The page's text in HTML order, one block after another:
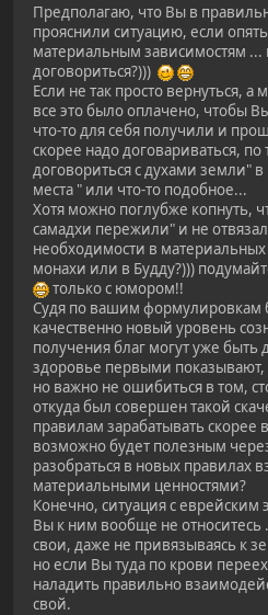
Предполагаю, что Вы в
прояснили ситуацию, если
материальным зависимостям ...
договориться?)))
Если не так просто вернуться,
все это было оплачено, чтобы
что-то для себя получили и
скорее надо договариваться,
договориться с духами земли"
места " или что-то подобное...
Хотя можно поглубже копнуть,
самадхи пережили" и не
необходимости в
монахи или в Будду?)))
только с юмором!!
Судя по вашим формулировкам
качественно новый уровень
получения благ могут уже быть
здоровье первыми показывают,
но важно не ошибиться в том,
откуда был совершен такой
правилам зарабатывать скорее
возможно будет полезным
разобраться в новых правилах
материальными ценностями?
Конечно, ситуация с еврейским
Вы к ним вообще не относитесь
свои, даже не привязываясь к
но если Вы туда по крови
наладить правильно
свой.